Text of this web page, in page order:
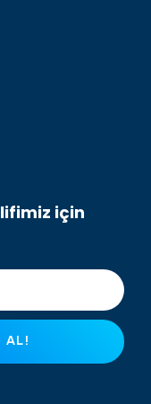
için
AL!